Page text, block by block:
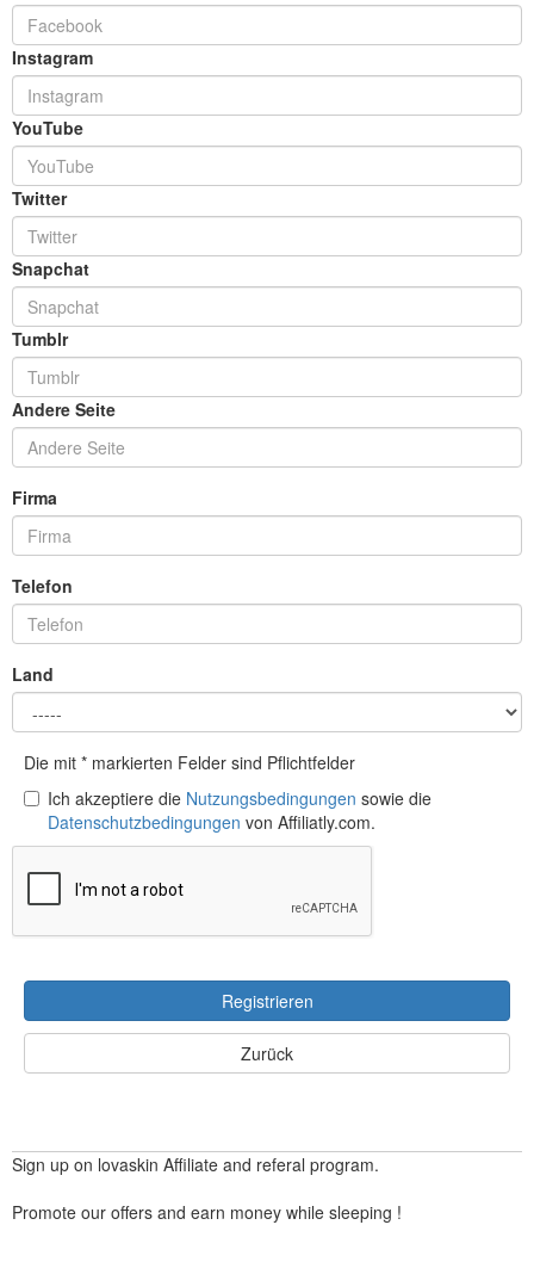
Instagram
YouTube
Twitter
Snapchat
Tumblr
Andere Seite
Firma
Telefon
Land
Die mit * markierten Felder sind Pflichtfelder
Ich akzeptiere die Nutzungsbedingungen sowie die
Datenschutzbedingungen von Affiliatly.com.
Registrieren
Zurück
Sign up on lovaskin Affiliate and referal program.
Promote our offers and earn money while sleeping !